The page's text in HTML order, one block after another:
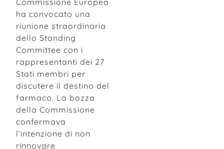
ha convocato una
riunione straordinaria
dello Standing
Committee con i
rappresentanti dei 27
Stati membri per
discutere il destino del
farmaco. La bozza
della Commissione
confermava
l’intenzione di non
rinnovare